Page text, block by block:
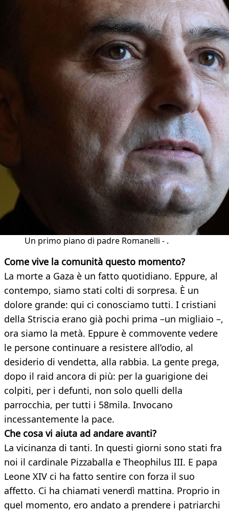
Un primo piano di padre Romanelli - .
Come vive la comunità questo momento?
La morte a Gaza è un fatto quotidiano. Eppure, al
contempo, siamo stati colti di sorpresa. È un
dolore grande: qui ci conosciamo tutti. I cristiani
della Striscia erano già pochi prima –un migliaio –,
ora siamo la metà. Eppure è commovente vedere
le persone continuare a resistere all’odio, al
desiderio di vendetta, alla rabbia. La gente prega,
dopo il raid ancora di più: per la guarigione dei
colpiti, per i defunti, non solo quelli della
parrocchia, per tutti i 58mila. Invocano
incessantemente la pace.
Che cosa vi aiuta ad andare avanti?
La vicinanza di tanti. In questi giorni sono stati fra
noi il cardinale Pizzaballa e Theophilus III. E papa
Leone XIV ci ha fatto sentire con forza il suo
affetto. Ci ha chiamati venerdì mattina. Proprio in
quel momento, ero andato a prendere i patriarchi